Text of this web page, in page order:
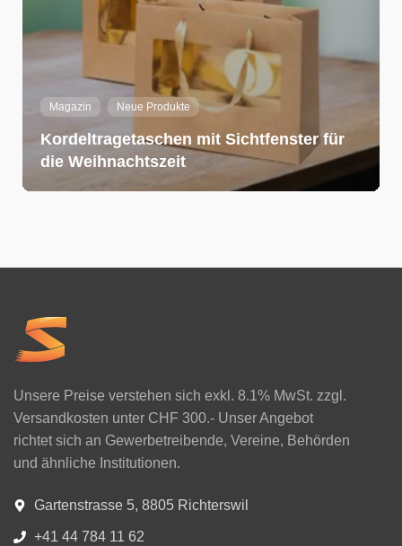
Magazin Neue Produkte
Kordeltragetaschen mit Sichtfenster für
die Weihnachtszeit
Unsere Preise verstehen sich exkl. 8.1% MwSt. zzgl.
Versandkosten unter CHF 300.- Unser Angebot
richtet sich an Gewerbetreibende, Vereine, Behörden
und ähnliche Institutionen.
Gartenstrasse 5, 8805 Richterswil
+41 44 784 11 62